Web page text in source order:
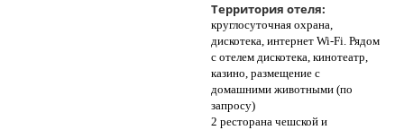
Территория отеля:
круглосуточная охрана,
дискотека, интернет Wi-Fi. Рядом
с отелем дискотека, кинотеатр,
казино, размещение с
домашними животными (по
запросу)
2 ресторана чешской и